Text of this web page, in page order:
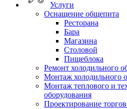
Услуги
Оснащение общепита
Ресторана
Бара
Магазина
Столовой
Пищеблока
Ремонт холодильного
Монтаж холодильного
Монтаж теплового и
оборудования
Проектирование